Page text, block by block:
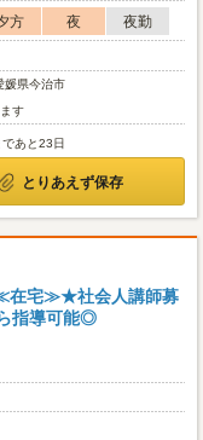
方 夜
夜勤
県今治市
す
あと23日
とりあえず保存
≪在宅≫★社会人講師募
指導可能◎